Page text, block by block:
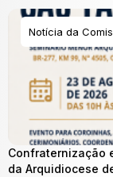
Notícia da
Confraternização
da Arquidiocese